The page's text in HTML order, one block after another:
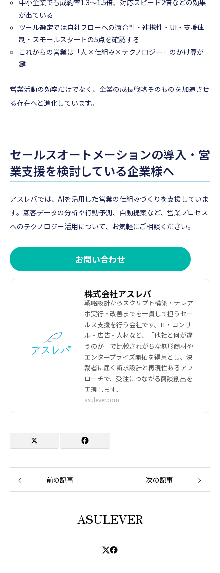
中小企業でも成約率1.3〜1.5倍、対応スピード2倍などの効果
が出ている
ツール選定では自社フローへの適合性・連携性・UI・支援体
制・スモールスタートの5点を確認する
これからの営業は「人×仕組み×テクノロジー」のかけ算が
鍵
営業活動の効率だけでなく、企業の成長戦略そのものを加速させ
る存在へと進化しています。
セールスオートメーションの導入・営
業支援を検討している企業様へ
アスレバでは、AIを活用した営業の仕組みづくりを支援していま
す。顧客データの分析や行動予測、自動提案など、営業プロセス
へのテクノロジー活用について、お気軽にご相談ください。
お問い合わせ
株式会社アスレバ
戦略設計からスクリプト構築・テレア
ポ実行・改善までを一貫して担うセー
ルス支援を行う会社です。IT・コンサ
ル・広告・人材など、「他社と何が違
うのか」で比較されがちな無形商材や
エンタープライズ開拓を得意とし、決
裁者に届く訴求設計と再現性あるアプ
ローチで、受注につながる商談創出を
実現します。
asulever.com
前の記事 次の記事
ASULEVER